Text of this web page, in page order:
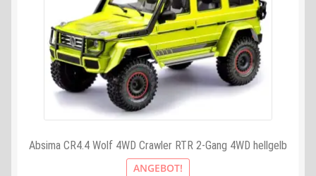
Absima CR4.4 Wolf 4WD Crawler RTR 2-Gang 4WD hellgelb
ANGEBOT!